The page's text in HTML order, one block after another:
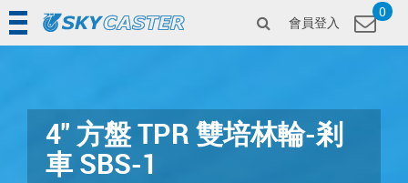
0
會員登入
4" 方盤 TPR 雙培林輪-剎
車 SBS-1